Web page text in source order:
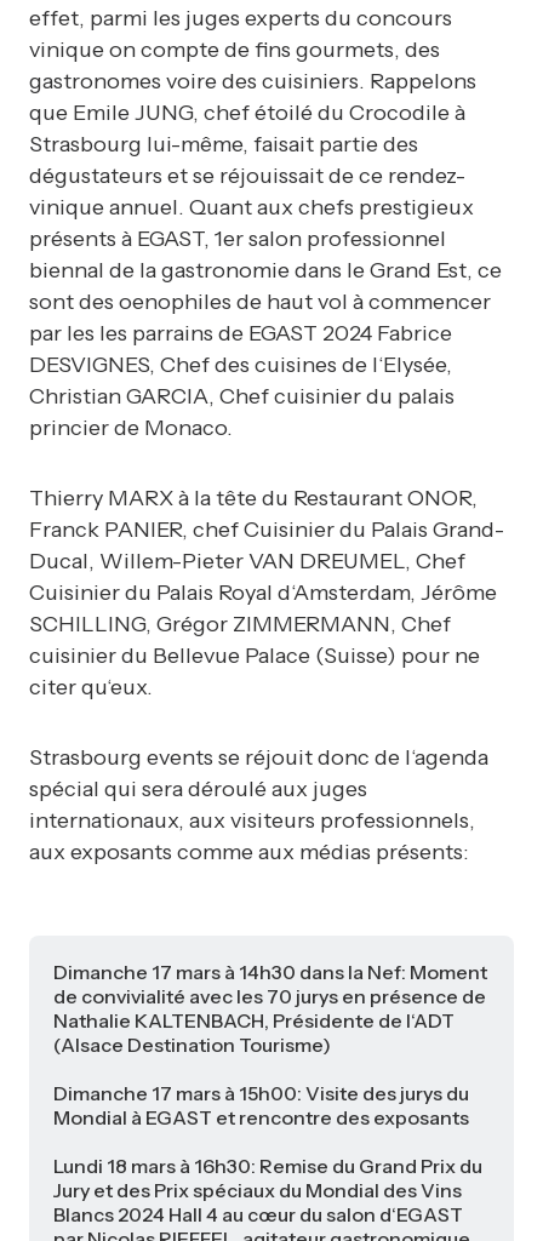
effet, parmi les juges experts du concours
vinique on compte de fins gourmets, des
gastronomes voire des cuisiniers. Rappelons
que Emile JUNG, chef étoilé du Crocodile à
Strasbourg lui-même, faisait partie des
dégustateurs et se réjouissait de ce rendez-
vinique annuel. Quant aux chefs prestigieux
présents à EGAST, 1er salon professionnel
biennal de la gastronomie dans le Grand Est, ce
sont des oenophiles de haut vol à commencer
par les les parrains de EGAST 2024 Fabrice
DESVIGNES, Chef des cuisines de l‘Elysée,
Christian GARCIA, Chef cuisinier du palais
princier de Monaco.
Thierry MARX à la tête du Restaurant ONOR,
Franck PANIER, chef Cuisinier du Palais Grand-
Ducal, Willem-Pieter VAN DREUMEL, Chef
Cuisinier du Palais Royal d‘Amsterdam, Jérôme
SCHILLING, Grégor ZIMMERMANN, Chef
cuisinier du Bellevue Palace (Suisse) pour ne
citer qu‘eux.
Strasbourg events se réjouit donc de l‘agenda
spécial qui sera déroulé aux juges
internationaux, aux visiteurs professionnels,
aux exposants comme aux médias présents:
Dimanche 17 mars à 14h30 dans la Nef: Moment
de convivialité avec les 70 jurys en présence de
Nathalie KALTENBACH, Présidente de l‘ADT
(Alsace Destination Tourisme)
Dimanche 17 mars à 15h00: Visite des jurys du
Mondial à EGAST et rencontre des exposants
Lundi 18 mars à 16h30: Remise du Grand Prix du
Jury et des Prix spéciaux du Mondial des Vins
Blancs 2024 Hall 4 au cœur du salon d‘EGAST